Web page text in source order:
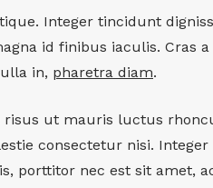
Integer tincidunt
id finibus iaculis. Cras
in, pharetra diam.
risus ut mauris luctus
consectetur nisi.
porttitor nec est sit amet,